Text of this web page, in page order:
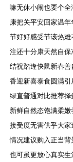
嘛无休小闹也要个
康把关平安回家温
节好好感受节该热
注还十分康天然自
结祝踏逢快鼠新春
香迎新喜泰食圆满
绿直普通对比推荐
新鲜自然态饱满柔
接受度无害供乎大
情况建议购入正当背
也可虽更放心真实